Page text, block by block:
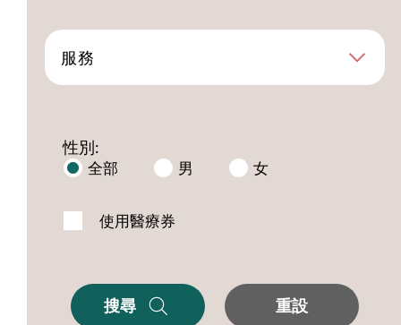
服務
性別:
全部 男 女
使用醫療券
搜尋 重設